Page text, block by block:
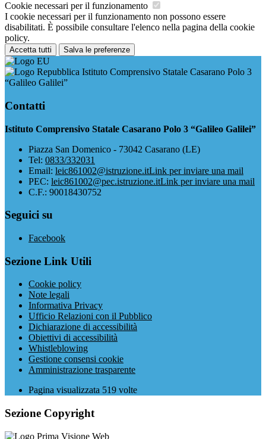
Cookie necessari per il funzionamento
I cookie necessari per il funzionamento non possono essere
disabilitati. È possibile consultare l'elenco nella pagina della cookie
policy.
Accetta tutti Salva le preferenze
Istituto Comprensivo Statale Casarano Polo 3
“Galileo Galilei”
Contatti
Istituto Comprensivo Statale Casarano Polo 3 “Galileo Galilei”
Piazza San Domenico - 73042 Casarano (LE)
Tel: 0833/332031
Email: leic861002@istruzione.itLink per inviare una mail
PEC: leic861002@pec.istruzione.itLink per inviare una mail
C.F.: 90018430752
Seguici su
Facebook
Sezione Link Utili
Cookie policy
Note legali
Informativa Privacy
Ufficio Relazioni con il Pubblico
Dichiarazione di accessibilità
Obiettivi di accessibilità
Whistleblowing
Gestione consensi cookie
Amministrazione trasparente
Pagina visualizzata 519 volte
Sezione Copyright